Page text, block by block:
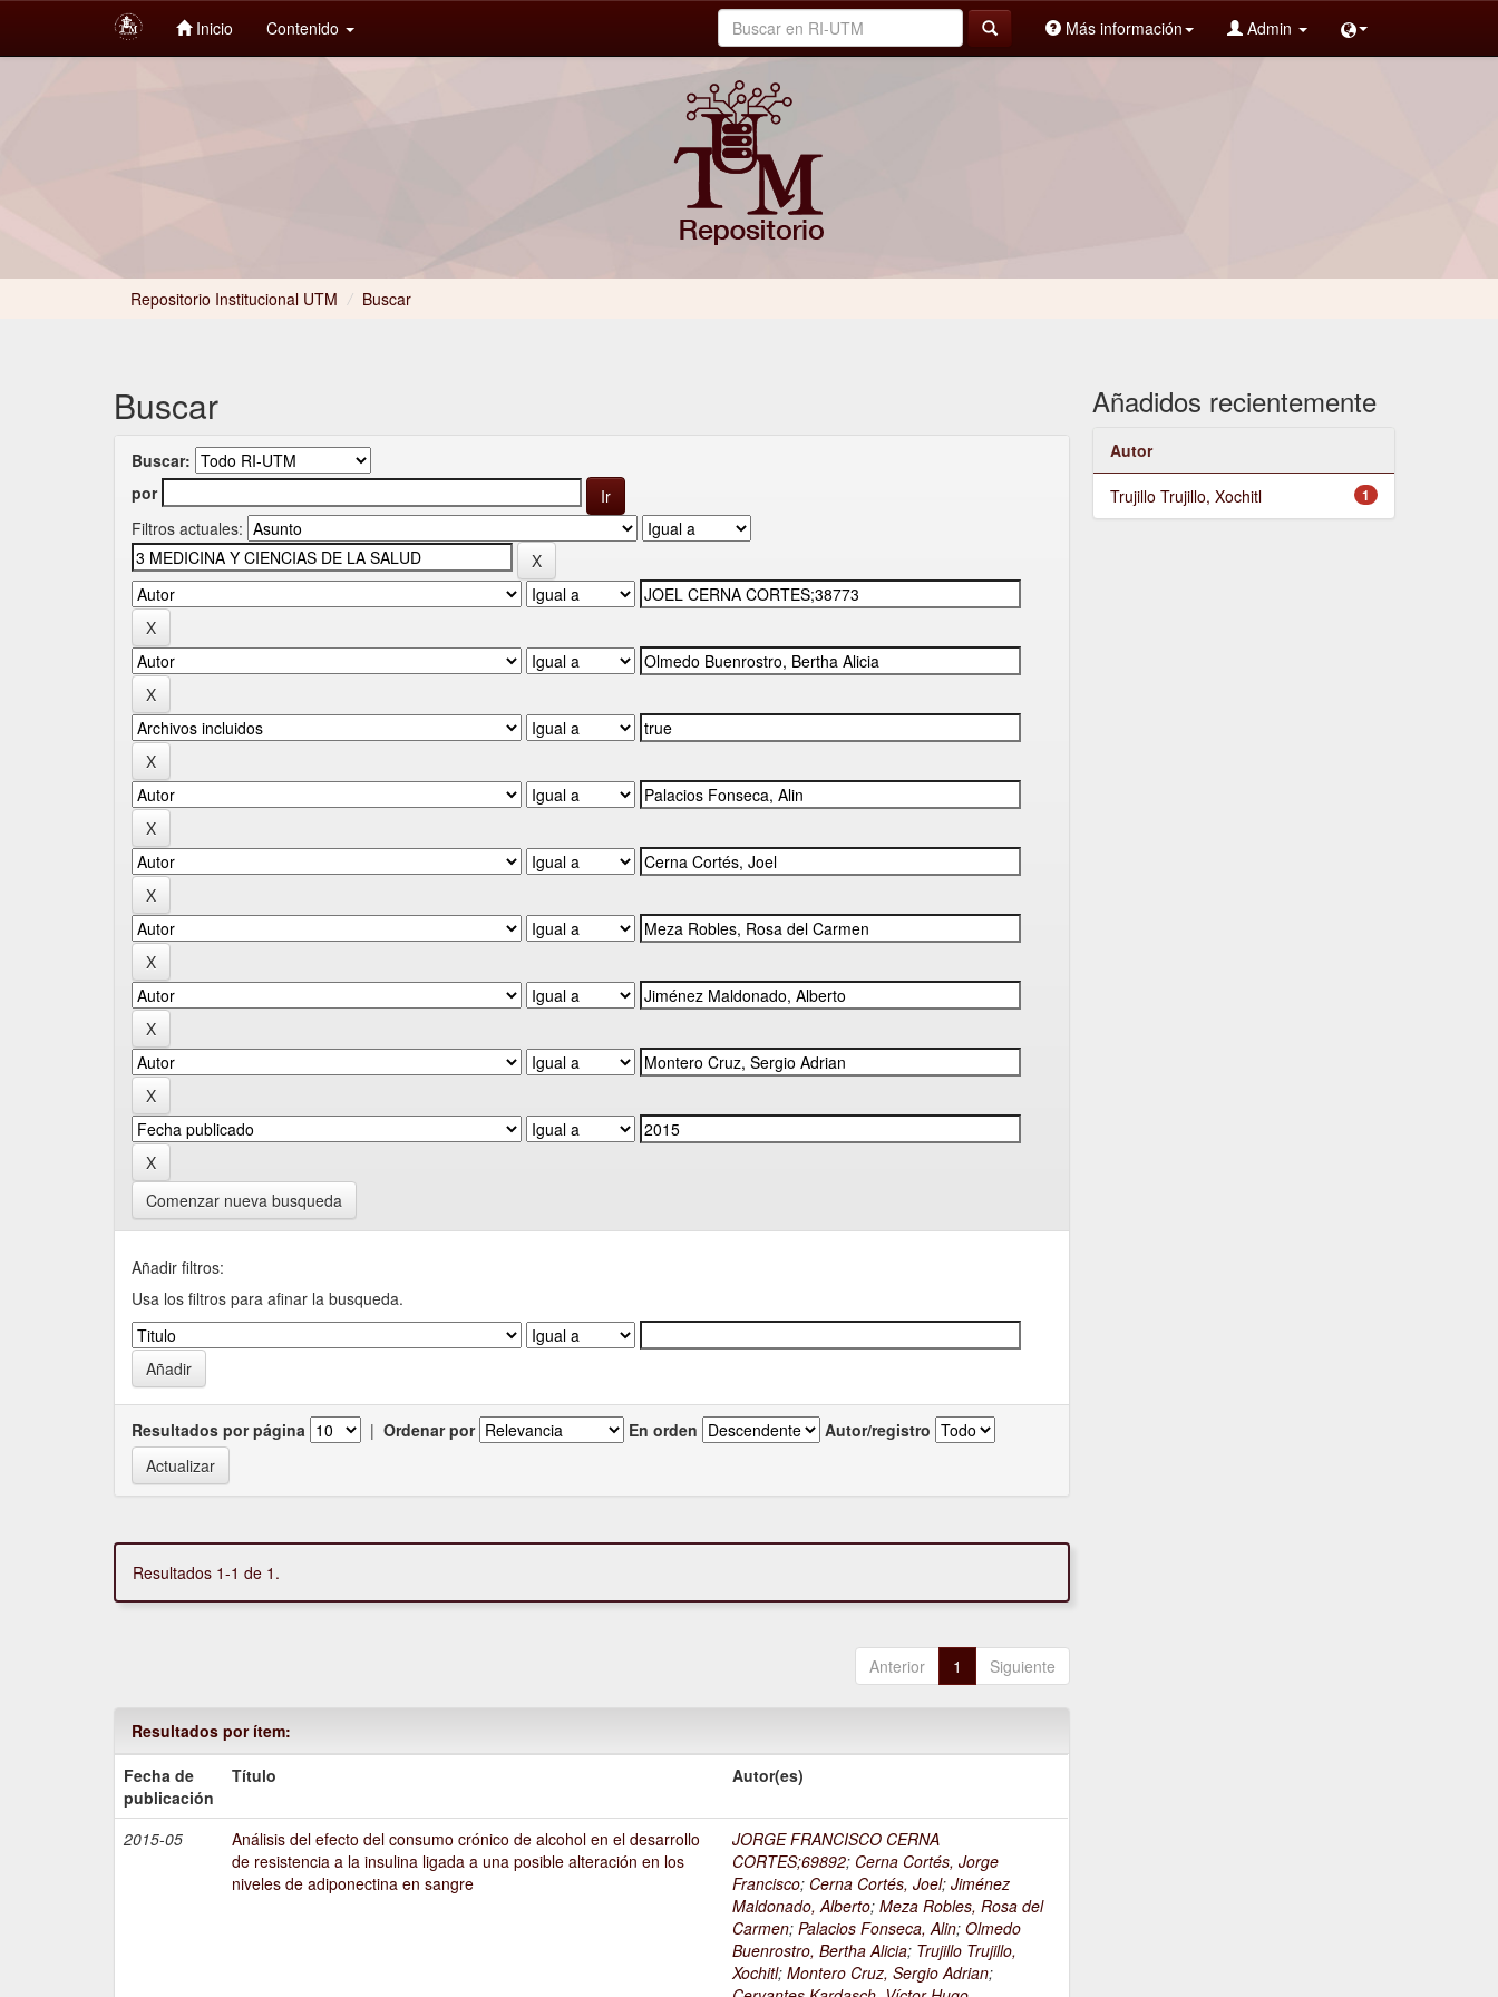
Inicio Contenido Más información Admin
Repositorio Institucional UTM / Buscar
Buscar
Buscar:
por
Filtros actuales:
Comenzar nueva busqueda
Añadir filtros:
Usa los filtros para afinar la busqueda.
Resultados por página | Ordenar por En orden Autor/registro
Resultados 1-1 de 1.
Anterior 1 Siguiente
Resultados por ítem:
Fecha de
publicación
Título Autor(es)
2015-05
Análisis del efecto del consumo crónico de alcohol en el desarrollo
de resistencia a la insulina ligada a una posible alteración en los
niveles de adiponectina en sangre
JORGE FRANCISCO CERNA
CORTES;69892; Cerna Cortés, Jorge
Francisco; Cerna Cortés, Joel;Jiménez
Maldonado, Alberto;Meza Robles, Rosa del
Carmen;Palacios Fonseca, Alin;Olmedo
Buenrostro, Bertha Alicia; Trujillo Trujillo,
Xochitl;Montero Cruz, Sergio Adrian;
Añadidos recientemente
Autor
1
Trujillo Trujillo, Xochitl